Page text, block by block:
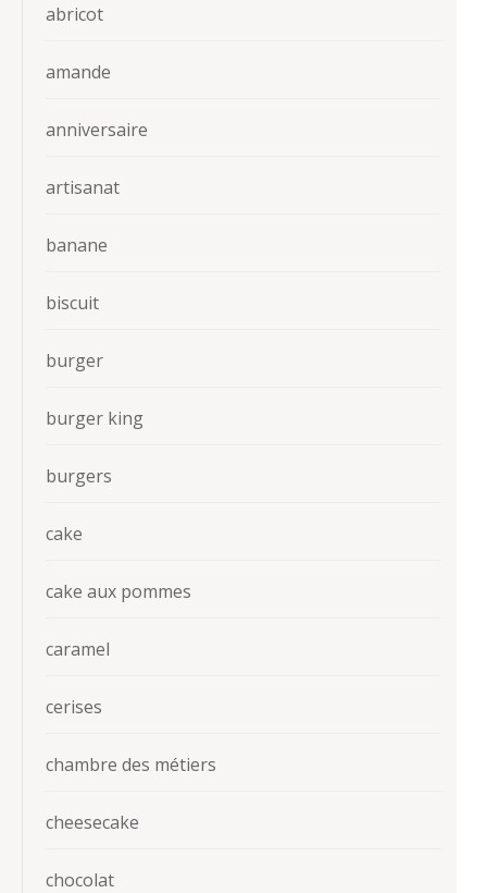
abricot
amande
anniversaire
artisanat
banane
biscuit
burger
burger king
burgers
cake
cake aux pommes
caramel
cerises
chambre des métiers
cheesecake
chocolat